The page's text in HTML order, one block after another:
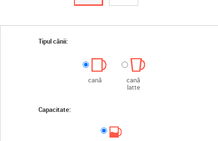
Tipul cănii:
cană
cană
latte
Capacitate: